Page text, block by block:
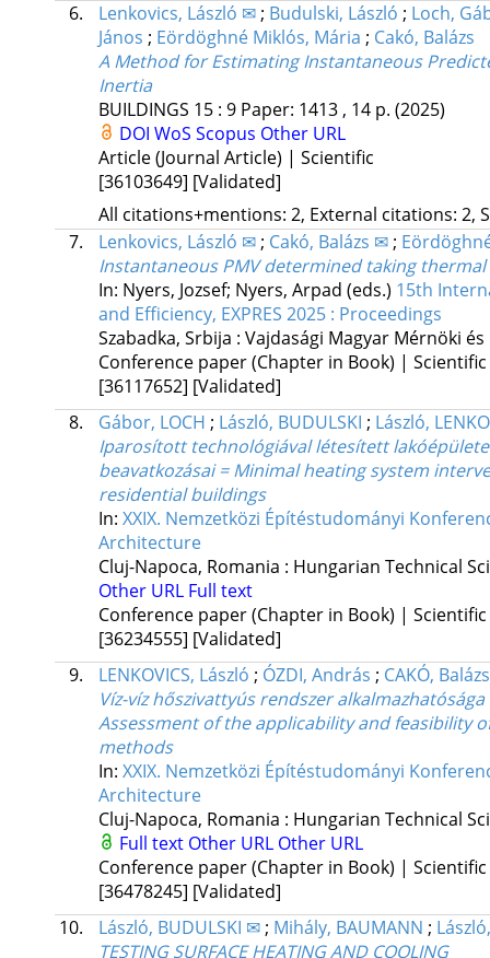
6.
Lenkovics, László ✉; Budulski, László ; Loch,
János ; Eördöghné Miklós, Mária ; Cakó, Balázs
A Method for Estimating Instantaneous
Inertia
BUILDINGS 15: 9 Paper: 1413 , 14 p. (2025)
DOI WoS Scopus Other URL
Article (Journal Article) | Scientific
[36103649] [Validated]
All citations+mentions: 2, External citations: 2,
7.
Lenkovics, László ✉; Cakó, Balázs ✉;
Instantaneous PMV determined taking
In: Nyers, Jozsef; Nyers, Arpad (eds.) 15th
and Efficiency, EXPRES 2025 : Proceedings
Szabadka, Srbija : Vajdasági Magyar Mérnöki és
Conference paper (Chapter in Book) | Scientific
[36117652] [Validated]
8.
Gábor, LOCH ; László, BUDULSKI ; László,
Iparosított technológiával létesített
beavatkozásai = Minimal heating system
residential buildings
In: XXIX. Nemzetközi Építéstudományi
Architecture
Cluj-Napoca, Romania : Hungarian Technical
Other URL Full text
Conference paper (Chapter in Book) | Scientific
[36234555] [Validated]
9.
LENKOVICS, László ; ÓZDI, András ; CAKÓ, Balázs
Víz-víz hőszivattyús rendszer
Assessment of the applicability and feasibility
methods
In: XXIX. Nemzetközi Építéstudományi
Architecture
Cluj-Napoca, Romania : Hungarian Technical
Full text Other URL Other URL
Conference paper (Chapter in Book) | Scientific
[36478245] [Validated]
10.
László, BUDULSKI ✉; Mihály, BAUMANN ;
TESTING SURFACE HEATING AND COOLING